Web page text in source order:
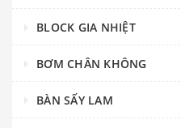
BLOCK GIA NHIỆT
BƠM CHÂN KHÔNG
BÀN SẤY LAM